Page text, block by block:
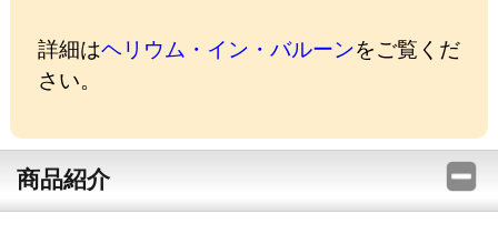
詳細はヘリウム・イン・バルーンをご覧くだ
さい。
商品紹介